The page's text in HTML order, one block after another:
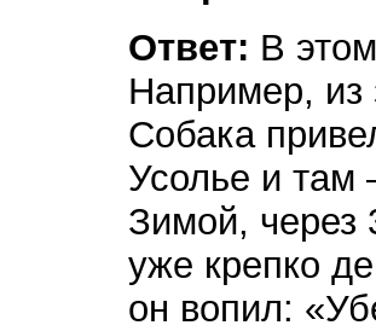
Ответ: В
Например, из
Собака
Усолье и там
Зимой, через
уже крепко
он вопил: